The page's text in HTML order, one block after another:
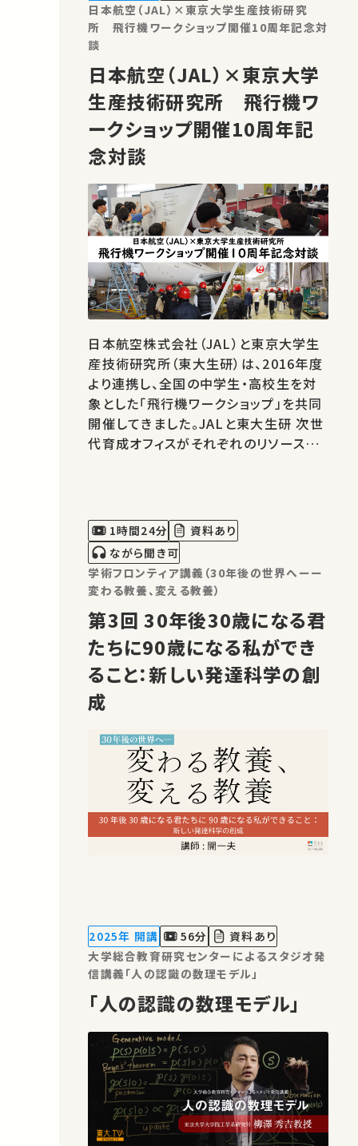
日本航空（JAL）×東京大学生産技術研究
所 飛行機ワークショップ開催10周年記念対
談
日本航空（JAL）×東京大学
生産技術研究所 飛行機ワ
ークショップ開催10周年記
念対談
日本航空株式会社（JAL）と東京大学生
産技術研究所（東大生研）は、2016年度
より連携し、全国の中学生・高校生を対
象とした「飛行機ワークショップ」を共同
開催してきました。JALと東大生研 次世
代育成オフィスがそれぞれのリソースを
成を目的として取り組んでできました。
このたび、本ワークショップは2025年度
に1…
1時間24分
資料あり
ながら聞き可
学術フロンティア講義（30年後の世界へーー
変わる教養、変える教養）
第3回 30年後30歳になる君
たちに90歳になる私ができ
ること：新しい発達科学の創
成
2025年 開講 56分
資料あり
大学総合教育研究センターによるスタジオ発
信講義「人の認識の数理モデル」
「人の認識の数理モデル」